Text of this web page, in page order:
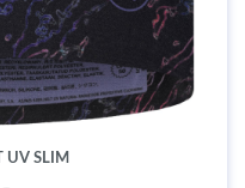
UV SLIM